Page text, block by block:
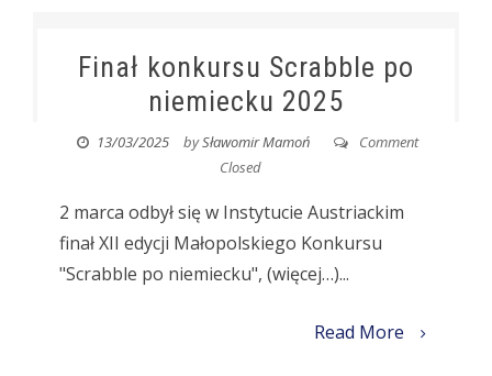
Finał konkursu Scrabble po
niemiecku 2025
13/03/2025 bySławomir Mamoń
Comment
Closed
2 marca odbył się w Instytucie Austriackim
finał XII edycji Małopolskiego Konkursu
"Scrabble po niemiecku", (więcej…)...
Read More